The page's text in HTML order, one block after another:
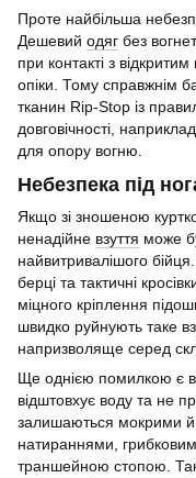
Проте найбільша
Дешевий одяг без
при контакті з
опіки. Тому справжнім
тканин Rip-Stop із
довговічності,
для опору вогню.
Небезпека під
Якщо зі зношеною
ненадійне взуття може
найвитривалішого
берці та тактичні
міцного кріплення
швидко руйнують таке
напризволяще серед
Ще однією помилкою є
відштовхує воду та не
залишаються мокрими
натираннями,
траншейною стопою.